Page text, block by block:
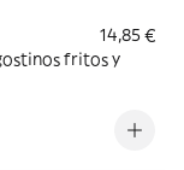
14,85 €
fritos y